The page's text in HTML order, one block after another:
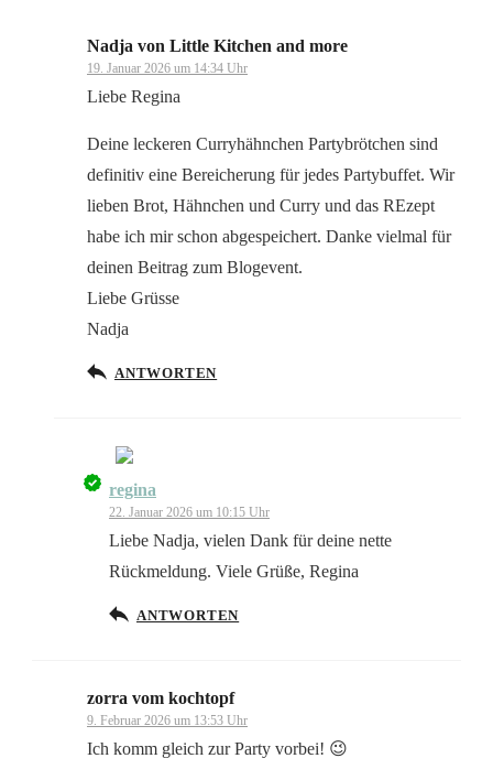
Nadja von Little Kitchen and more
19. Januar 2026 um 14:34 Uhr
Liebe Regina
Deine leckeren Curryhähnchen Partybrötchen sind
definitiv eine Bereicherung für jedes Partybuffet. Wir
lieben Brot, Hähnchen und Curry und das REzept
habe ich mir schon abgespeichert. Danke vielmal für
deinen Beitrag zum Blogevent.
Liebe Grüsse
Nadja
ANTWORTEN
Das „Echte-Person“-Abzeichen!
regina
22. Januar 2026 um 10:15 Uhr
Liebe Nadja, vielen Dank für deine nette
Rückmeldung. Viele Grüße, Regina
ANTWORTEN
zorra vom kochtopf
9. Februar 2026 um 13:53 Uhr
Ich komm gleich zur Party vorbei! 😉